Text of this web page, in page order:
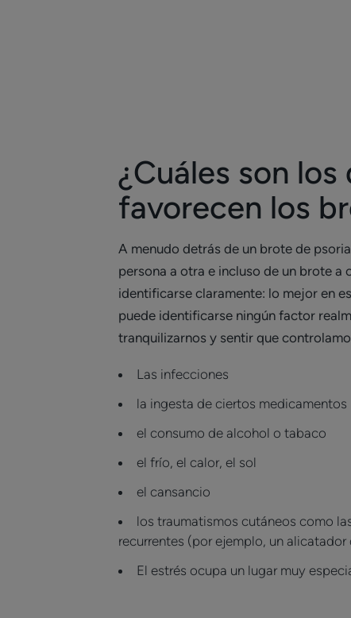
¿Cuáles son
favorecen los
A menudo detrás de un brote de
persona a otra e incluso de un brote a
identificarse claramente: lo mejor en
puede identificarse ningún factor
tranquilizarnos y sentir que
Las infecciones
la ingesta de ciertos medicamentos
el consumo de alcohol o tabaco
el frío, el calor, el sol
el cansancio
los traumatismos cutáneos como
recurrentes (por ejemplo, un
El estrés ocupa un lugar muy